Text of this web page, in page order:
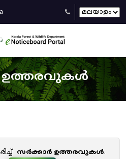
ഉത്തരവുകൾ
സർക്കാർ ഉത്തരവുകൾ.